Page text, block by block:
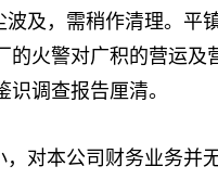
及，需稍作清理。平
的火警对广积的营运
调查报告厘清。
对本公司财务业务并